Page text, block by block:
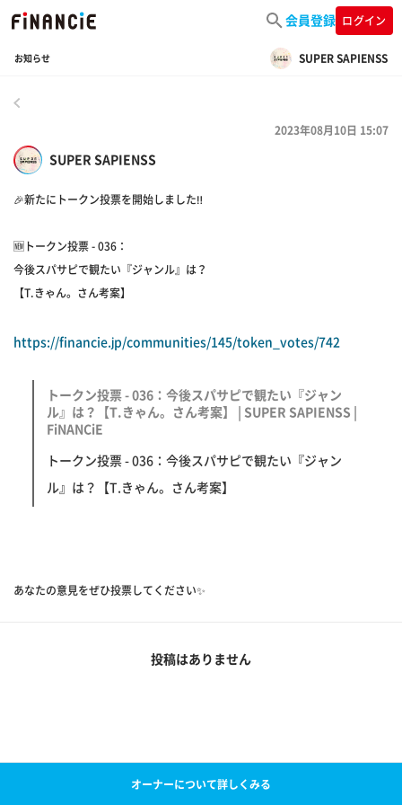
会員登録 ログイン
お知らせ SUPER SAPIENSS
SUPER SAPIENSS
2023年08月10日 15:07
🎉新たにトークン投票を開始しました‼️
🆕トークン投票 - 036：
今後スパサピで観たい『ジャンル』は？
【T.きゃん。さん考案】
https://financie.jp/communities/145/token_votes/742
トークン投票 - 036：今後スパサピで観たい『ジャン
ル』は？【T.きゃん。さん考案】 | SUPER SAPIENSS |
FiNANCiE
トークン投票 - 036：今後スパサピで観たい『ジャン
ル』は？【T.きゃん。さん考案】
あなたの意見をぜひ投票してください✨
投稿はありません
オーナーについて詳しくみる